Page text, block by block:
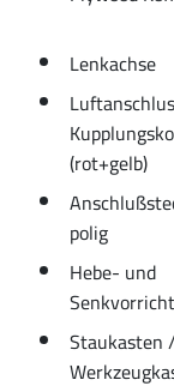
Lenkachse
(rot+gelb)
polig
Hebe- und
Staukasten /